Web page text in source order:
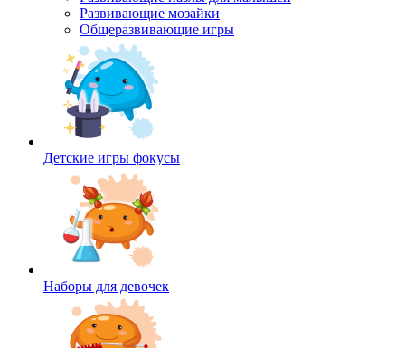
Развивающие мозайки
Общеразвивающие игры
Детские игры фокусы
Наборы для девочек